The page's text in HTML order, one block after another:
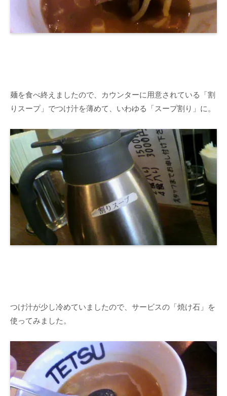
麺を食べ終えましたので、カウンターに用意されている「割
りスープ」でつけ汁を薄めて、いわゆる「スープ割り」に。
つけ汁が少し冷めていましたので、サービスの「焼け石」を
使ってみました。